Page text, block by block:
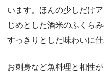
います。ほんの少しだけ
じめとした酒米のふくら
すっきりとした味わいに
お刺身など魚料理と相性